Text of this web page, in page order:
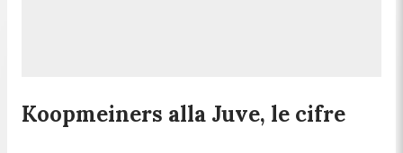
Koopmeiners alla Juve, le cifre